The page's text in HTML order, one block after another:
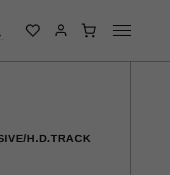
H.D.TRACK